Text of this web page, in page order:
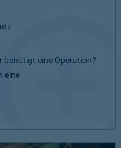
benötigt eine Operation?
eine